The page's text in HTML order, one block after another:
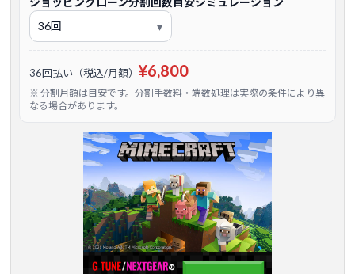
36回払い（税込/月額） ¥6,800
※ 分割月額は目安です。分割手数料・端数処理は実際の条件により異
なる場合があります。